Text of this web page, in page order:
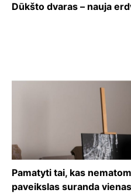
Dūkšto dvaras – nauja
Pamatyti tai, kas
paveikslas suranda